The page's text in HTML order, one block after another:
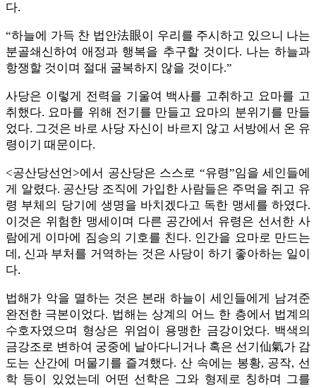
다.
“하늘에 가득 찬 법안法眼이 우리를 주시하고 있으니 나는
분골쇄신하여 애정과 행복을 추구할 것이다. 나는 하늘과
항쟁할 것이며 절대 굴복하지 않을 것이다.”
사당은 이렇게 전력을 기울여 백사를 고취하고 요마를 고
취했다. 요마를 위해 전기를 만들고 요마의 분위기를 만들
었다. 그것은 바로 사당 자신이 바르지 않고 서방에서 온 유
령이기 때문이다.
<공산당선언>에서 공산당은 스스로 “유령”임을 세인들에
게 알렸다. 공산당 조직에 가입한 사람들은 주먹을 쥐고 유
령 부체의 당기에 생명을 바치겠다고 독한 맹세를 하였다.
이것은 위험한 맹세이며 다른 공간에서 유령은 선서한 사
람에게 이마에 짐승의 기호를 친다. 인간을 요마로 만드는
데, 신과 부처를 거역하는 것은 사당이 하기 좋아하는 일이
다.
법해가 악을 멸하는 것은 본래 하늘이 세인들에게 남겨준
완전한 극본이었다. 법해는 상계의 어느 한 층에서 법계의
수호자였으며 형상은 위엄이 용맹한 금강이었다. 백색의
금강조로 변하여 궁중에 날아다니거나 혹은 선기仙氣가 감
도는 산간에 머물기를 즐겨했다. 산 속에는 봉황, 공작, 선
학 등이 있었는데 어떤 선학은 그와 형제로 칭하며 그를